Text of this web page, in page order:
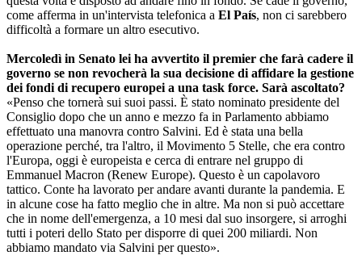
come afferma in un'intervista telefonica a El País, non ci sarebbero
difficoltà a formare un altro esecutivo.
Mercoledì in Senato lei ha avvertito il premier che farà cadere il
governo se non revocherà la sua decisione di affidare la gestione
dei fondi di recupero europei a una task force. Sarà ascoltato?
«Penso che tornerà sui suoi passi. È stato nominato presidente del
Consiglio dopo che un anno e mezzo fa in Parlamento abbiamo
effettuato una manovra contro Salvini. Ed è stata una bella
operazione perché, tra l'altro, il Movimento 5 Stelle, che era contro
l'Europa, oggi è europeista e cerca di entrare nel gruppo di
Emmanuel Macron (Renew Europe). Questo è un capolavoro
tattico. Conte ha lavorato per andare avanti durante la pandemia. E
in alcune cose ha fatto meglio che in altre. Ma non si può accettare
che in nome dell'emergenza, a 10 mesi dal suo insorgere, si arroghi
tutti i poteri dello Stato per disporre di quei 200 miliardi. Non
abbiamo mandato via Salvini per questo».